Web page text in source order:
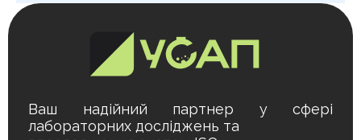
Ваш надійний партнер у сфері
лабораторних досліджень та